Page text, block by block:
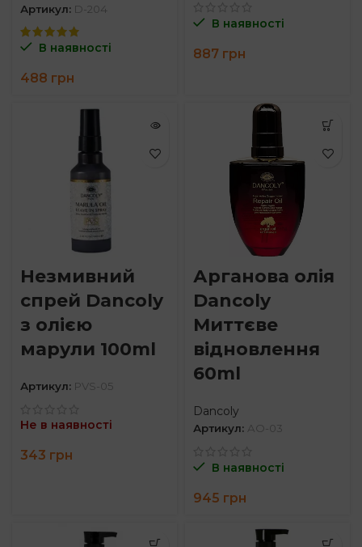
Артикул: D-204
В наявності
488 грн
В наявності
887 грн
Незмивний
спрей Dancoly
з олією
марули 100ml
Артикул: PVS-05
Не в наявності
343 грн
Арганова олія
Dancoly
Миттєве
відновлення
60ml
Dancoly
Артикул: AO-03
В наявності
945 грн